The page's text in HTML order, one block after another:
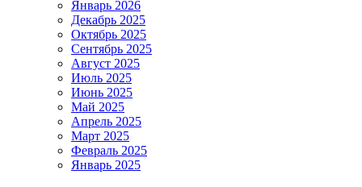
Январь 2026
Декабрь 2025
Октябрь 2025
Сентябрь 2025
Август 2025
Июль 2025
Июнь 2025
Май 2025
Апрель 2025
Март 2025
Февраль 2025
Январь 2025